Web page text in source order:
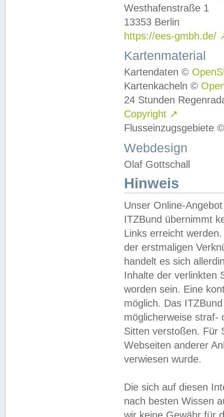
Westhafenstraße 1
13353 Berlin
https://ees-gmbh.de/
Kartenmaterial
Kartendaten ©
Kartenkacheln ©
24 Stunden
Copyright ↗
Flusseinzugsgebiete
Webdesign
Olaf Gottschall
Hinweis
Unser Online-
ITZBund übernimmt
Links erreicht
der erstmaligen
handelt es sich
Inhalte der verlinkten
worden sein. Eine
möglich. Das
möglicherweise straf-
Sitten verstoßen. Für
Webseiten anderer
verwiesen wurde.
Die sich auf diesen
nach besten Wissen